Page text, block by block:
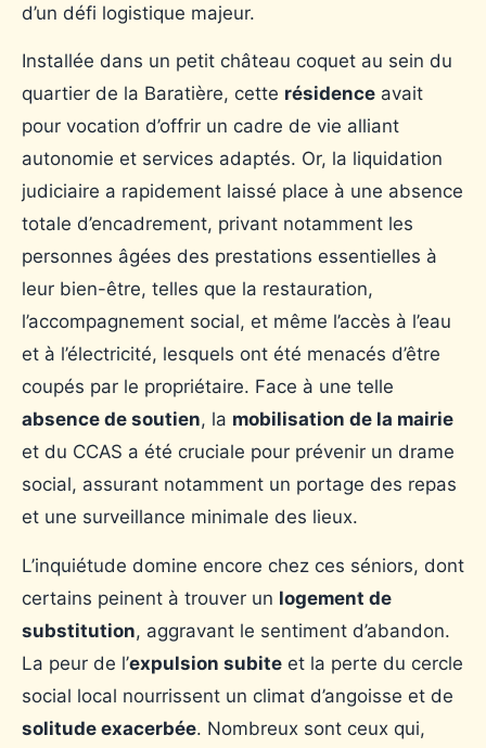
d’un défi logistique majeur.
Installée dans un petit château coquet au sein du
quartier de la Baratière, cette résidence avait
pour vocation d’offrir un cadre de vie alliant
autonomie et services adaptés. Or, la liquidation
judiciaire a rapidement laissé place à une absence
totale d’encadrement, privant notamment les
personnes âgées des prestations essentielles à
leur bien-être, telles que la restauration,
l’accompagnement social, et même l’accès à l’eau
et à l’électricité, lesquels ont été menacés d’être
coupés par le propriétaire. Face à une telle
absence de soutien, la mobilisation de la mairie
et du CCAS a été cruciale pour prévenir un drame
social, assurant notamment un portage des repas
et une surveillance minimale des lieux.
L’inquiétude domine encore chez ces séniors, dont
certains peinent à trouver un logement de
substitution, aggravant le sentiment d’abandon.
La peur de l’expulsion subite et la perte du cercle
social local nourrissent un climat d’angoisse et de
solitude exacerbée. Nombreux sont ceux qui,